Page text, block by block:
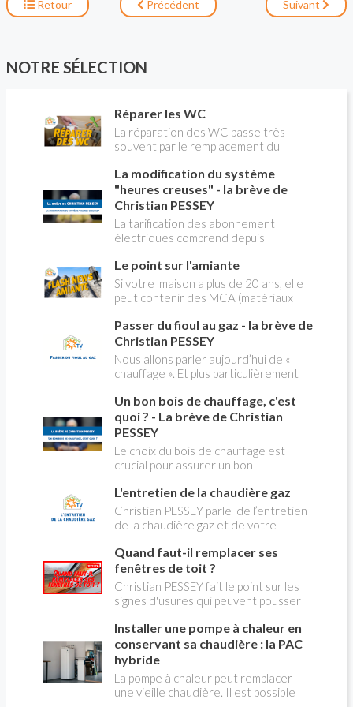
intéressé par la rénovation thermique des
Retour Précédent Suivant
NOTRE SÉLECTION
Réparer les WC
La réparation des WC passe très
souvent par le remplacement du
expliquer
La modification du système
"heures creuses" - la brève de
Christian PESSEY
La tarification des abonnement
électriques comprend depuis
pleines, heures creuses. Aujourd'hui
Christian PESSEY vous explique tout
ce qu'il faut savoir sur la nouvelle
modification du système "heures
creuses" qui concerne près de 15
millions de Français !
Le point sur l'amiante
Si votre maison a plus de 20 ans, elle
peut contenir des MCA (matériaux
panique, on fait le point dans notre
flash news n°3 spéciale Amiante et
ses dangers avec Christian Pessey
Passer du fioul au gaz - la brève de
Christian PESSEY
Nous allons parler aujourd’hui de «
chauffage ». Et plus particulièrement
aborder l’abandon du fioul au profit du
gaz.
Un bon bois de chauffage, c'est
quoi ? - La brève de Christian
PESSEY
Le choix du bois de chauffage est
crucial pour assurer un bon
l'impact environnemental. Mais
comment reconnaître un bois de
qualité ? Plusieurs critères entrent en
jeu : le type d'essence, le taux
d'humidité, la densité et la saison de
coupe.
L'entretien de la chaudière gaz
Christian PESSEY parle de l’entretien
de la chaudière gaz et de votre
avez un système par radiateurs ou un
plancher chauffant, qui sont alimentés
par une chaudière au gaz, vous devez
faire entretenir celle-ci une fois par
an, que vous soyez locataire ou
propriétaire occupant. C’est la même
chose pour un chauffe-bains au gaz.
C’est une obligation légale. Si vous ne
le faites pas, votre responsabilité
pourra être engagée en cas
d’accident, et vous ne serez pas
Quand faut-il remplacer ses
fenêtres de toit ?
Christian PESSEY fait le point sur les
signes d'usures qui peuvent pousser
toit. En remplaçant vos fenêtre de toit
vous ferez des économies de
chauffage et vous améliorerez le
confort des combles qui en sont
équipées.
Installer une pompe à chaleur en
conservant sa chaudière : la PAC
hybride
La pompe à chaleur peut remplacer
une vieille chaudière. Il est possible